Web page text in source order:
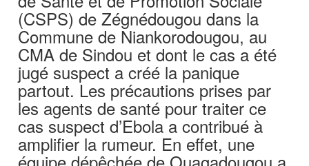
(CSPS) de Zégnédougou dans la
Commune de Niankorodougou, au
CMA de Sindou et dont le cas a été
jugé suspect a créé la panique
partout. Les précautions prises par
les agents de santé pour traiter ce
cas suspect d’Ebola a contribué à
amplifier la rumeur. En effet, une